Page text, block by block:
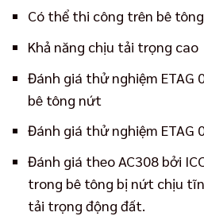
Có thể thi công trên bê
Khả năng chịu tải trọng cao
Đánh giá thử nghiệm ETAG
bê tông nứt
Đánh giá thử nghiệm ETAG
Đánh giá theo AC308 bởi
trong bê tông bị nứt chịu
tải trọng động đất.